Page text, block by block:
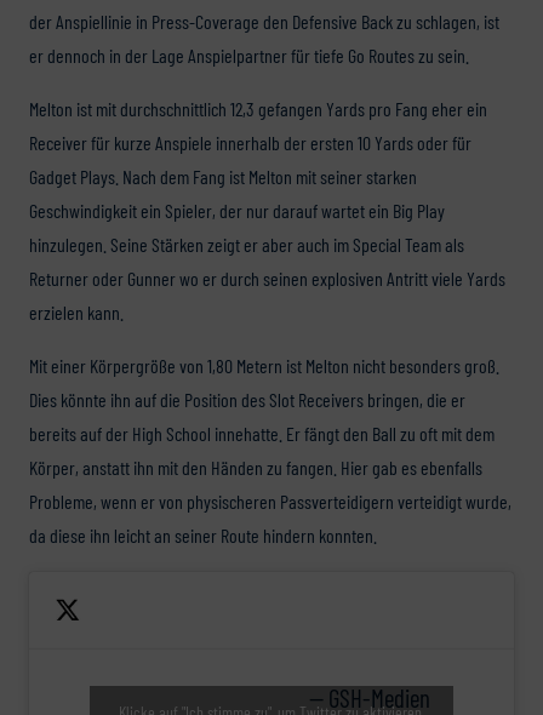
der Anspiellinie in Press-Coverage den Defensive Back zu schlagen, ist
er dennoch in der Lage Anspielpartner für tiefe Go Routes zu sein.
Melton ist mit durchschnittlich 12,3 gefangen Yards pro Fang eher ein
Receiver für kurze Anspiele innerhalb der ersten 10 Yards oder für
Gadget Plays. Nach dem Fang ist Melton mit seiner starken
Geschwindigkeit ein Spieler, der nur darauf wartet ein Big Play
hinzulegen. Seine Stärken zeigt er aber auch im Special Team als
Returner oder Gunner wo er durch seinen explosiven Antritt viele Yards
erzielen kann.
Mit einer Körpergröße von 1,80 Metern ist Melton nicht besonders groß.
Dies könnte ihn auf die Position des Slot Receivers bringen, die er
bereits auf der High School innehatte. Er fängt den Ball zu oft mit dem
Körper, anstatt ihn mit den Händen zu fangen. Hier gab es ebenfalls
Probleme, wenn er von physischeren Passverteidigern verteidigt wurde,
da diese ihn leicht an seiner Route hindern konnten.
— GSH-Medien